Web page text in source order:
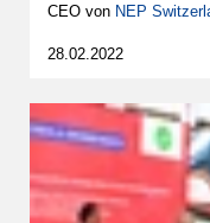
CEO von NEP
28.02.2022